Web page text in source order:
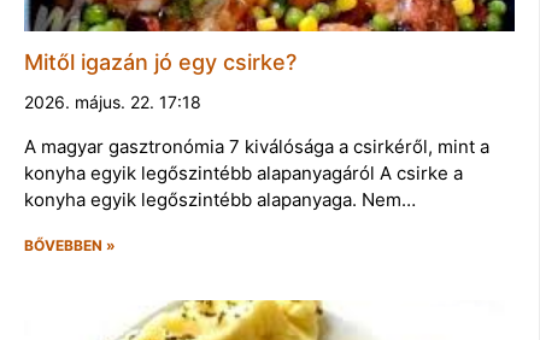
Mitől igazán jó egy csirke?
2026. május. 22. 17:18
A magyar gasztronómia 7 kiválósága a csirkéről, mint a
konyha egyik legőszintébb alapanyagáról A csirke a
konyha egyik legőszintébb alapanyaga. Nem…
BŐVEBBEN »